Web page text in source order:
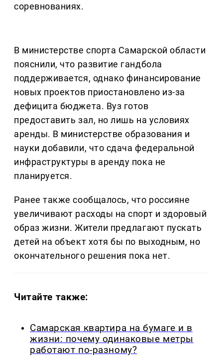
соревнованиях.
В министерстве спорта Самарской области
пояснили, что развитие гандбола
поддерживается, однако финансирование
новых проектов приостановлено из-за
дефицита бюджета. Вуз готов
предоставить зал, но лишь на условиях
аренды. В министерстве образования и
науки добавили, что сдача федеральной
инфраструктуры в аренду пока не
планируется.
Ранее также сообщалось, что россияне
увеличивают расходы на спорт и здоровый
образ жизни. Жители предлагают пускать
детей на объект хотя бы по выходным, но
окончательного решения пока нет.
Читайте также:
Самарская квартира на бумаге и в
жизни: почему одинаковые метры
работают по-разному?